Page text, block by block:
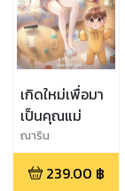
เกิดใหม่เพื่อมา
เป็นคุณแม่
ณาริน
239.00 ฿